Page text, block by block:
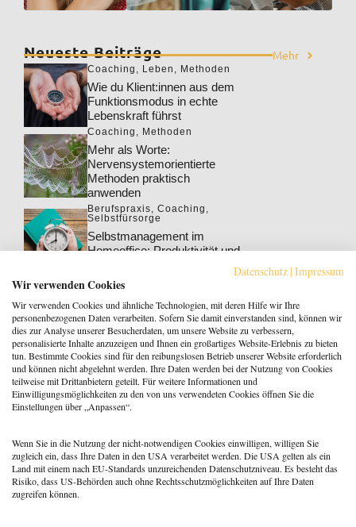
Neueste Beiträge Mehr
Coaching Leben Methoden
Wie du Klient:innen aus dem
Funktionsmodus in echte
Lebenskraft führst
Coaching , Methoden
Mehr als Worte:
Nervensystemorientierte
Methoden praktisch
anwenden
Berufspraxis, Coaching ,
Selbstfürsorge
Selbstmanagement im
Homeoffice: Produktivität und
Berufspraxis
Klarheit gewinnt: Gebucht
werden als Coach:in im KI-
Zeitalter
Berufspraxis
Patientenrechtegesetz: 5
typische Irrtümer im Fakten-
Check
Coaching
falschen Fragen? Zeit für ein
Repertoire-Update
Datenschutz | Impressum
Wir verwenden Cookies
Wir verwenden Cookies und ähnliche Technologien, mit deren Hilfe wir Ihre
personenbezogenen Daten verarbeiten. Sofern Sie damit einverstanden sind, können wir
dies zur Analyse unserer Besucherdaten, um unsere Website zu verbessern,
personalisierte Inhalte anzuzeigen und Ihnen ein großartiges Website-Erlebnis zu bieten
tun. Bestimmte Cookies sind für den reibungslosen Betrieb unserer Website erforderlich
und können nicht abgelehnt werden. Ihre Daten werden bei der Nutzung von Cookies
teilweise mit Drittanbietern geteilt. Für weitere Informationen und
Einwilligungsmöglichkeiten zu den von uns verwendeten Cookies öffnen Sie die
Einstellungen über „Anpassen“.
Wenn Sie in die Nutzung der nicht-notwendigen Cookies einwilligen, willigen Sie
zugleich ein, dass Ihre Daten in den USA verarbeitet werden. Die USA gelten als ein
Land mit einem nach EU-Standards unzureichenden Datenschutzniveau. Es besteht das
Risiko, dass US-Behörden auch ohne Rechtsschutzmöglichkeiten auf Ihre Daten
zugreifen können.